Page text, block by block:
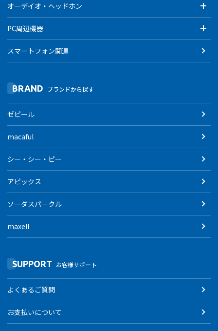
オーデイオ・ヘッドホン
PC周辺機器
スマートフォン関連
BRAND ブランドから探す
ゼピール
macaful
シー・シー・ピー
アピックス
ソーダスパークル
maxell
SUPPORT お客様サポート
よくあるご質問
お支払いについて